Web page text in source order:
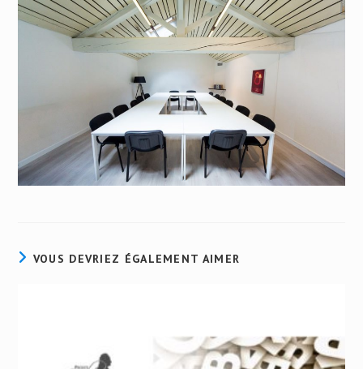
VOUS DEVRIEZ ÉGALEMENT AIMER